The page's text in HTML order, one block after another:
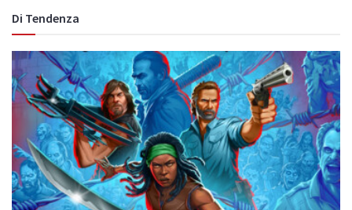
Di Tendenza